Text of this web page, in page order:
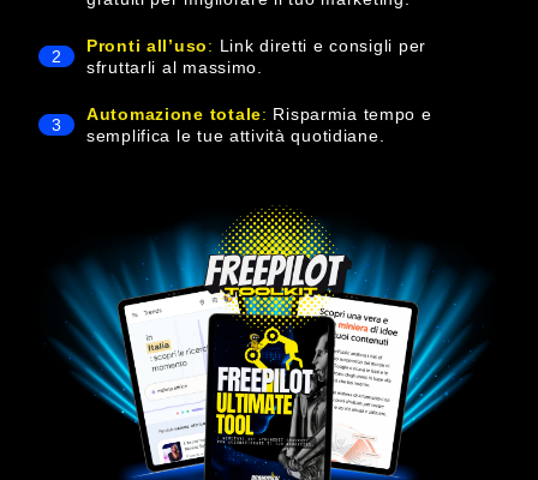
2
Pronti all’uso: Link diretti e consigli per
sfruttarli al massimo.
3
Automazione totale: Risparmia tempo e
semplifica le tue attività quotidiane.